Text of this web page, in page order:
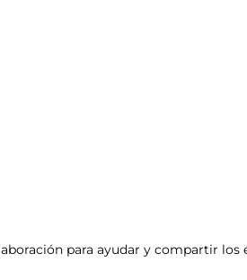
para ayudar y compartir los